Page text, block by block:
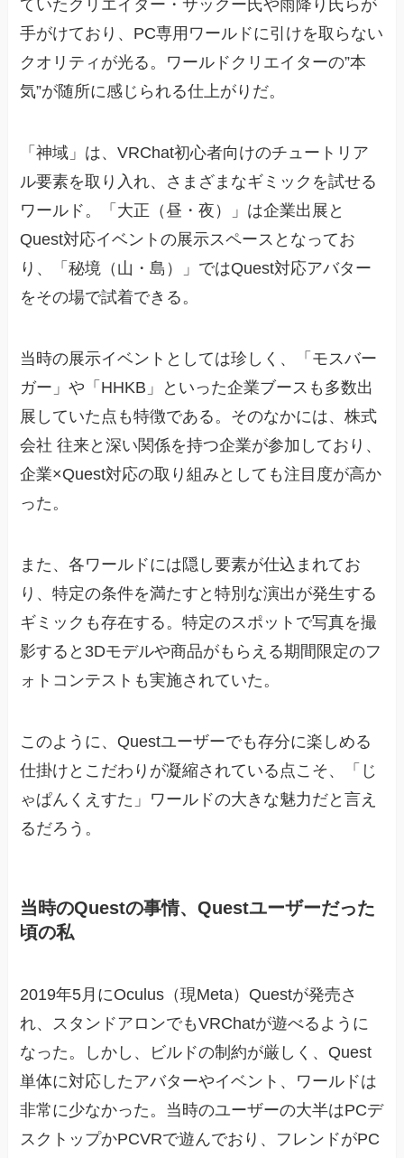
ていたクリエイター・サックー氏や雨降り氏らが
手がけており、PC専用ワールドに引けを取らない
クオリティが光る。ワールドクリエイターの”本
気”が随所に感じられる仕上がりだ。
「神域」は、VRChat初心者向けのチュートリア
ル要素を取り入れ、さまざまなギミックを試せる
ワールド。「大正（昼・夜）」は企業出展と
Quest対応イベントの展示スペースとなってお
り、「秘境（山・島）」ではQuest対応アバター
をその場で試着できる。
当時の展示イベントとしては珍しく、「モスバー
ガー」や「HHKB」といった企業ブースも多数出
展していた点も特徴である。そのなかには、株式
会社 往来と深い関係を持つ企業が参加しており、
企業×Quest対応の取り組みとしても注目度が高か
った。
また、各ワールドには隠し要素が仕込まれてお
り、特定の条件を満たすと特別な演出が発生する
ギミックも存在する。特定のスポットで写真を撮
影すると3Dモデルや商品がもらえる期間限定のフ
ォトコンテストも実施されていた。
このように、Questユーザーでも存分に楽しめる
仕掛けとこだわりが凝縮されている点こそ、「じ
ゃぱんくえすた」ワールドの大きな魅力だと言え
るだろう。
当時のQuestの事情、Questユーザーだった
頃の私
2019年5月にOculus（現Meta）Questが発売さ
れ、スタンドアロンでもVRChatが遊べるように
なった。しかし、ビルドの制約が厳しく、Quest
単体に対応したアバターやイベント、ワールドは
非常に少なかった。当時のユーザーの大半はPCデ
スクトップかPCVRで遊んでおり、フレンドがPC